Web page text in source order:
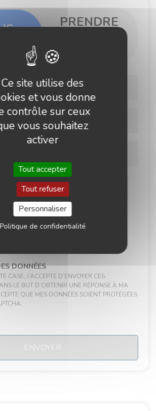
Ce site utilise des
et vous donne
contrôle sur ceux
vous souhaitez
activer
Tout accepter
Tout refuser
Personnaliser
Politique de confidentialité
PRENDRE
DONNÉES
CASE, J’ACCEPTE D’ENVOYER CES
LE BUT D’OBTENIR UNE RÉPONSE À MA
QUE MES DONNÉES SOIENT PROTÉGÉES
ENVOYER